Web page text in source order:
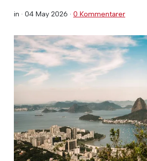
in · 04 May 2026 · 0 Kommentarer